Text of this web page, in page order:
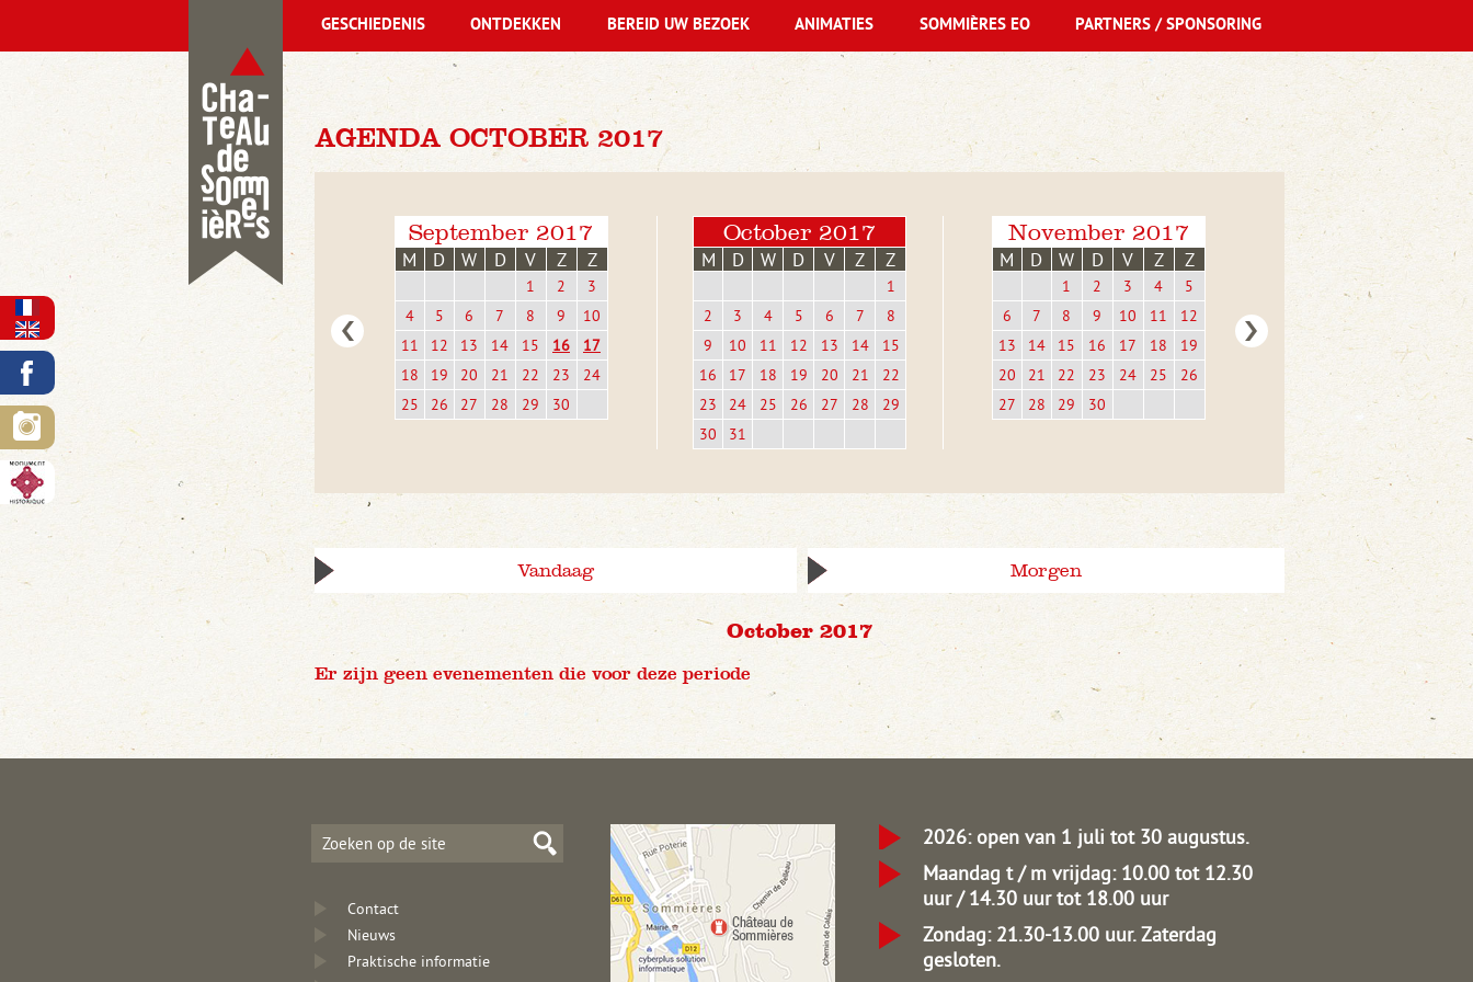
AGENDA OCTOBER 2017
September 2017
M D W D V Z Z
1 2
3
4
5 6 7 8 9
10
11
12 13 14 15 16
17
18
19 20 21 22 23
24
25
26 27 28 29 30
October 2017
M D W D V Z Z
1
2
3 4 5 6 7
8
9
10 11 12 13 14
15
16
17 18 19 20 21
22
23
24 25 26 27 28
29
30
31
November 2017
M D W D V Z Z
1 2 3 4
5
6
7 8 9 10 11
12
13
14 15 16 17 18
19
20
21 22 23 24 25
26
27
28 29 30
Vandaag Morgen
October 2017
Er zijn geen evenementen die voor deze periode
GESCHIEDENIS ONTDEKKEN BEREID UW BEZOEK ANIMATIES SOMMIÈRES EO PARTNERS / SPONSORING
Contact
Nieuws
Praktische informatie
2026: open van 1 juli tot 30 augustus.
Maandag t / m vrijdag: 10.00 tot 12.30
uur / 14.30 uur tot 18.00 uur
Zondag: 21.30-13.00 uur.Zaterdag
gesloten.